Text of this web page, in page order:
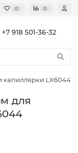
0 0
+7 918 501-36-32
капиллярки LX6044
для